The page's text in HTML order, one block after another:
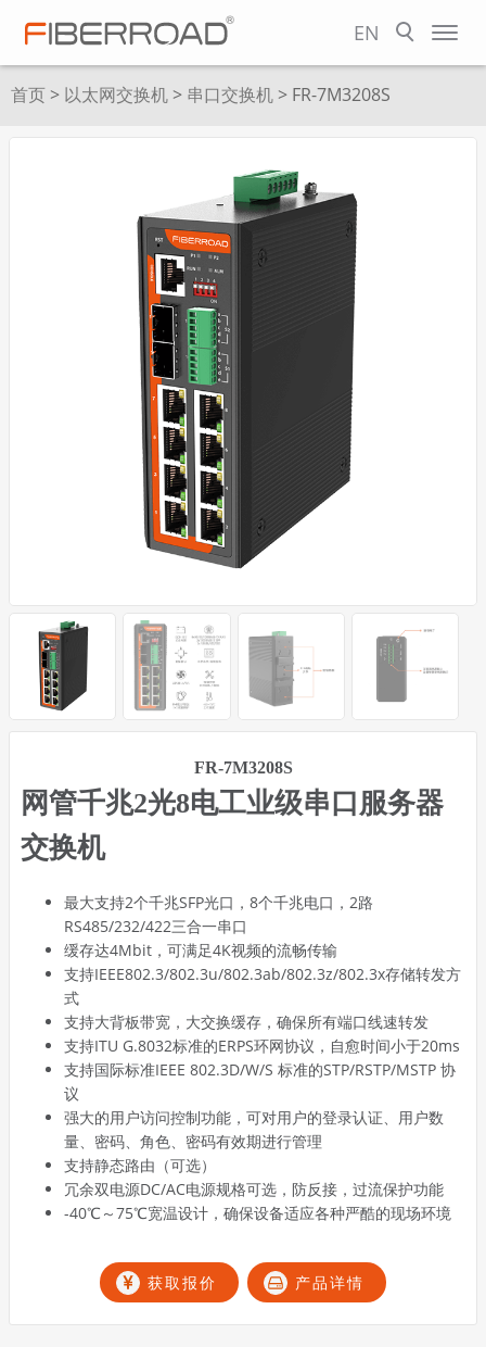
EN
首页> 以太网交换机> 串口交换机> FR-7M3208S
FR-7M3208S
网管千兆2光8电工业级串口服务器
交换机
最大支持2个千兆SFP光口，8个千兆电口，2路
RS485/232/422三合一串口
缓存达4Mbit，可满足4K视频的流畅传输
支持IEEE802.3/802.3u/802.3ab/802.3z/802.3x存储转发方
式
支持大背板带宽，大交换缓存，确保所有端口线速转发
支持ITU G.8032标准的ERPS环网协议，自愈时间小于20ms
支持国际标准IEEE 802.3D/W/S 标准的STP/RSTP/MSTP 协
议
强大的用户访问控制功能，可对用户的登录认证、用户数
量、密码、角色、密码有效期进行管理
支持静态路由（可选）
冗余双电源DC/AC电源规格可选，防反接，过流保护功能
-40℃～75℃宽温设计，确保设备适应各种严酷的现场环境
获取报价 产品详情